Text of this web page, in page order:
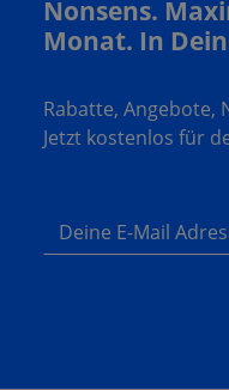
Nonsens.
Monat. In
Rabatte, Angebote,
Jetzt kostenlos für
Deine E-Mail